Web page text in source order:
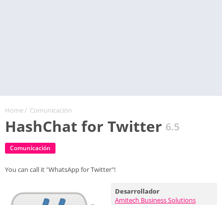
Home/ Comunicación
HashChat for Twitter 6.5
Comunicación
You can call it "WhatsApp for Twitter"!
Desarrollador
Amitech Business Solutions